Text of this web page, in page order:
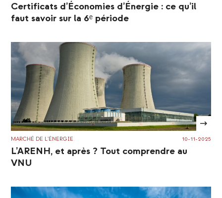
Certificats d’Économies d’Énergie : ce qu’il
faut savoir sur la 6ᵉ période
MARCHÉ DE L'ÉNERGIE 10-11-2025
L’ARENH, et après ? Tout comprendre au
VNU